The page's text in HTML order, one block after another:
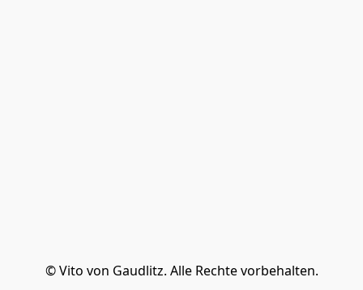
© Vito von Gaudlitz. Alle Rechte vorbehalten.